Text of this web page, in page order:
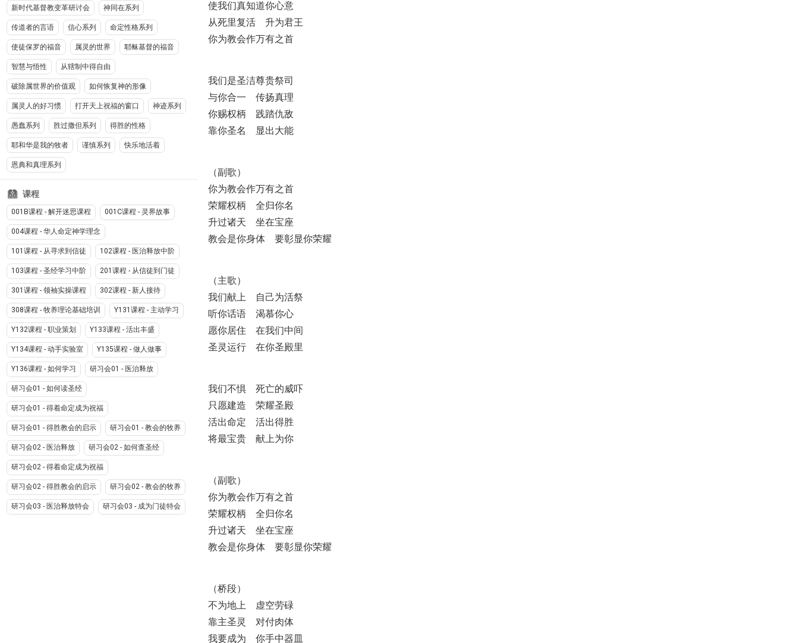
新时代基督教变革研讨会 神同在系列
传道者的言语 信心系列 命定性格系列
使徒保罗的福音 属灵的世界 耶稣基督的福音
智慧与悟性 从辖制中得自由
破除属世界的价值观 如何恢复神的形像
属灵人的好习惯 打开天上祝福的窗口 神迹系列
愚蠢系列 胜过撒但系列 得胜的性格
耶和华是我的牧者 谨慎系列 快乐地活着
恩典和真理系列
课程
001B课程 - 解开迷思课程 001C课程 - 灵界故事
004课程 - 华人命定神学理念
101课程 - 从寻求到信徒 102课程 - 医治释放中阶
103课程 - 圣经学习中阶 201课程 - 从信徒到门徒
301课程 - 领袖实操课程 302课程 - 新人接待
308课程 - 牧养理论基础培训 Y131课程 - 主动学习
Y132课程 - 职业策划 Y133课程 - 活出丰盛
Y134课程 - 动手实验室 Y135课程 - 做人做事
Y136课程 - 如何学习 研习会01 - 医治释放
研习会01 - 如何读圣经
研习会01 - 得着命定成为祝福
研习会01 - 得胜教会的启示 研习会01 - 教会的牧养
研习会02 - 医治释放 研习会02 - 如何查圣经
研习会02 - 得着命定成为祝福
研习会02 - 得胜教会的启示 研习会02 - 教会的牧养
研习会03 - 医治释放特会 研习会03 - 成为门徒特会
使我们真知道你心意
从死里复活 升为君王
你为教会作万有之首
我们是圣洁尊贵祭司
与你合一 传扬真理
你赐权柄 践踏仇敌
靠你圣名 显出大能
（副歌）
你为教会作万有之首
荣耀权柄 全归你名
升过诸天 坐在宝座
教会是你身体 要彰显你荣耀
（主歌）
我们献上 自己为活祭
听你话语 渴慕你心
愿你居住 在我们中间
圣灵运行 在你圣殿里
我们不惧 死亡的威吓
只愿建造 荣耀圣殿
活出命定 活出得胜
将最宝贵 献上为你
（副歌）
你为教会作万有之首
荣耀权柄 全归你名
升过诸天 坐在宝座
教会是你身体 要彰显你荣耀
（桥段）
不为地上 虚空劳碌
靠主圣灵 对付肉体
我要成为 你手中器皿